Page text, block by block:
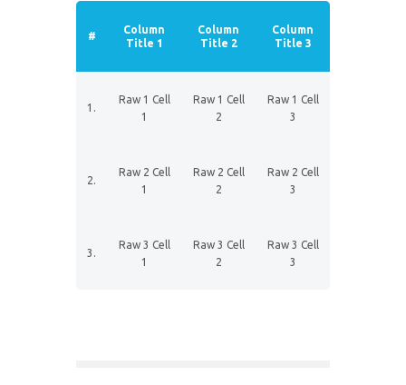
#
Column
Title 1
Column
Title 2
Column
Title 3
1.
Raw 1 Cell
1
Raw 1 Cell
2
Raw 1 Cell
3
2.
Raw 2 Cell
1
Raw 2 Cell
2
Raw 2 Cell
3
3.
Raw 3 Cell
1
Raw 3 Cell
2
Raw 3 Cell
3